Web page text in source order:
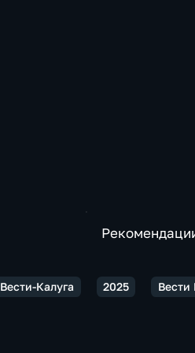
Вести-Калуга 2025 Вести